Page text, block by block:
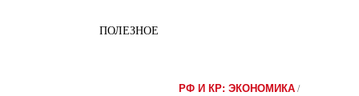
ПОЛЕЗНОЕ
РФ И КР: ЭКОНОМИКА /